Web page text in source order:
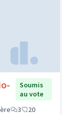
Soumis
au vote
3 20